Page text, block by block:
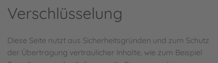
Verschlüsselung
Diese Seite nutzt aus Sicherheitsgründen und zum Schutz
der Übertragung vertraulicher Inhalte, wie zum Beispiel